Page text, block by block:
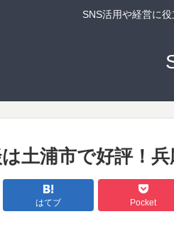
SNS活用や経営に
土浦市で好評！
はてブ Pocket